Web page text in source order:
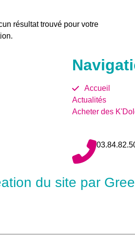
résultat trouvé pour votre
Accueil
Actualités
Acheter des
du site par